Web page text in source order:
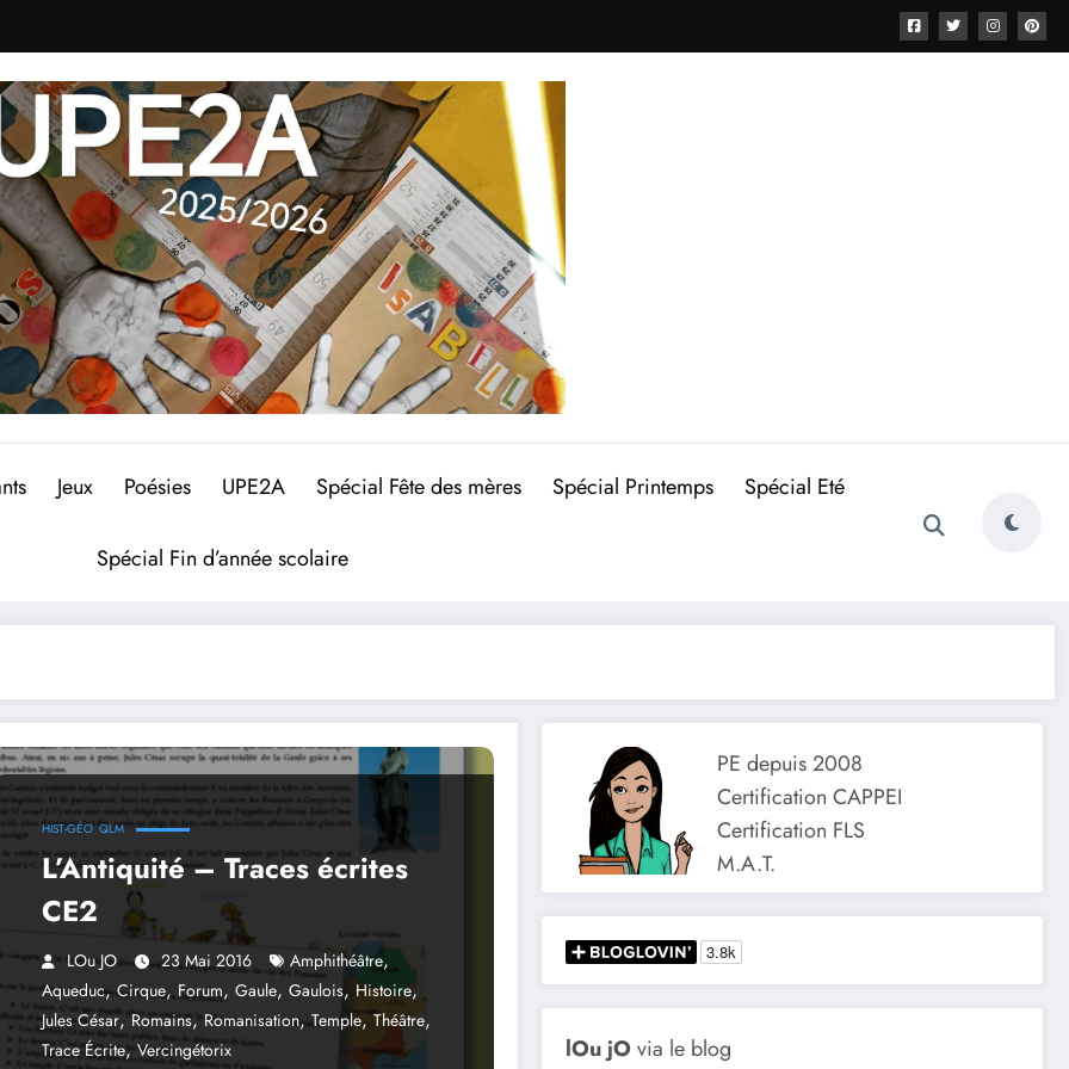
Jeux Poésies UPE2A Spécial Fête des mères Spécial Printemps Spécial Eté
Spécial Fin d’année scolaire
HIST-GÉO QLM
L’Antiquité – Traces écrites
CE2
LOu JO 23 Mai 2016 Amphithéâtre,
Aqueduc, Cirque, Forum, Gaule, Gaulois, Histoire,
Jules César, Romains,Romanisation, Temple,Théâtre,
Trace Écrite,Vercingétorix
PE depuis 2008
Certification CAPPEI
Certification FLS
M.A.T.
lOu jOvia le blog